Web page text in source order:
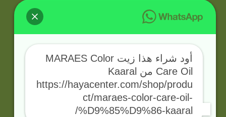
info@hayacenter.com
0599557655
أود شراء هذا زيت MARAES Color
Care Oil من Kaaral
https://hayacenter.com/shop/produ
ct/maraes-color-care-oil-
%D9%85%D9%86-kaaral/